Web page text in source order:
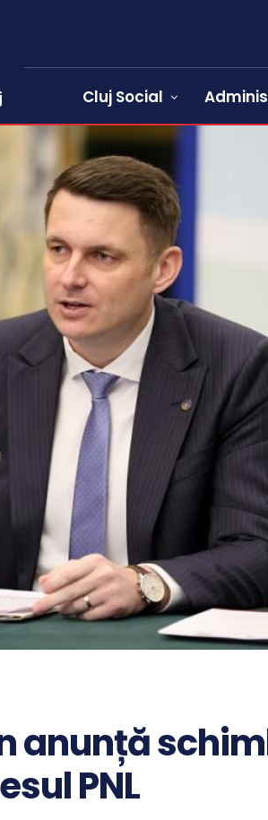
Cluj Social
anunță
PNL